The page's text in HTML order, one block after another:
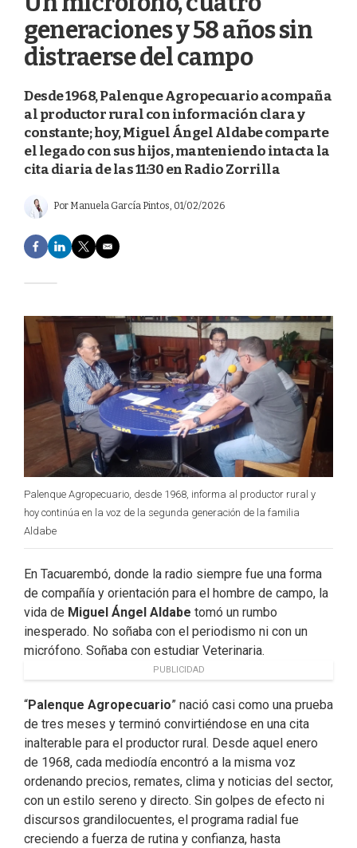
generaciones y 58 años sin
distraerse del campo
Desde 1968, Palenque Agropecuario acompaña
al productor rural con información clara y
constante; hoy, Miguel Ángel Aldabe comparte
el legado con sus hijos, manteniendo intacta la
cita diaria de las 11:30 en Radio Zorrilla
Por Manuela García Pintos, 01/02/2026
F
a
e
o
o
L
i
d
n
T
w
e
r
E
m
Palenque Agropecuario, desde 1968, informa al productor rural y
hoy continúa en la voz de la segunda generación de la familia
Aldabe
En Tacuarembó, donde la radio siempre fue una forma
de compañía y orientación para el hombre de campo, la
vida de Miguel Ángel Aldabe tomó un rumbo
inesperado. No soñaba con el periodismo ni con un
micrófono. Soñaba con estudiar Veterinaria.
PUBLICIDAD
“Palenque Agropecuario” nació casi como una prueba
de tres meses y terminó convirtiéndose en una cita
inalterable para el productor rural. Desde aquel enero
de 1968, cada mediodía encontró a la misma voz
ordenando precios, remates, clima y noticias del sector,
con un estilo sereno y directo. Sin golpes de efecto ni
discursos grandilocuentes, el programa radial fue
creciendo a fuerza de rutina y confianza, hasta